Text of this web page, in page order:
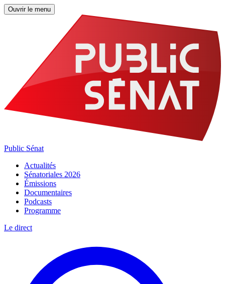
Ouvrir le menu
Public Sénat
Actualités
Sénatoriales 2026
Émissions
Documentaires
Podcasts
Programme
Le direct